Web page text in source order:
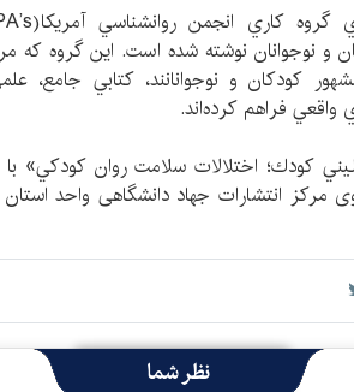
و نوجوانان نوشته شده است. اين گروه كه
كودكان و نوجوانانند، كتابي جامع،
فراهم كرده‌اند.
كودك؛ اختلالات سلامت روان كودكي»
سوی مرکز انتشارات جهاد دانشگاهی واحد
نظر شما